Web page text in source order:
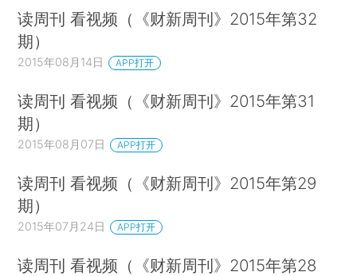
读周刊 看视频（《财新周刊》2015年第32
期）
2015年08月14日 APP打开
读周刊 看视频（《财新周刊》2015年第31
期）
2015年08月07日 APP打开
读周刊 看视频（《财新周刊》2015年第29
期）
2015年07月24日 APP打开
读周刊 看视频（《财新周刊》2015年第28